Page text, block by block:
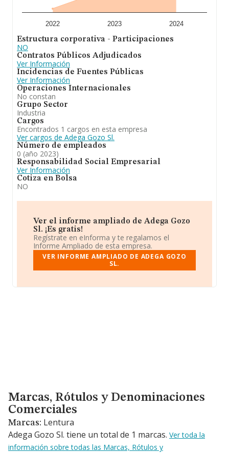
2022 2023 2024
Estructura corporativa - Participaciones
NO
Contratos Públicos Adjudicados
Ver Información
Incidencias de Fuentes Públicas
Ver Información
Operaciones Internacionales
No constan
Grupo Sector
Industria
Cargos
Encontrados 1 cargos en esta empresa
Ver cargos de Adega Gozo Sl.
Número de empleados
0 (año 2023)
Responsabilidad Social Empresarial
Ver Información
Cotiza en Bolsa
NO
Ver el informe ampliado de Adega Gozo
Sl. ¡Es gratis!
Regístrate en eInforma y te regalamos el
Informe Ampliado de esta empresa.
VER INFORME AMPLIADO DE ADEGA GOZO
SL.
Marcas, Rótulos y Denominaciones Comerciales
Marcas, Rótulos y Denominaciones
Comerciales
Marcas: Lentura
Adega Gozo Sl. tiene un total de 1 marcas. Ver toda la
información sobre todas las Marcas, Rótulos y